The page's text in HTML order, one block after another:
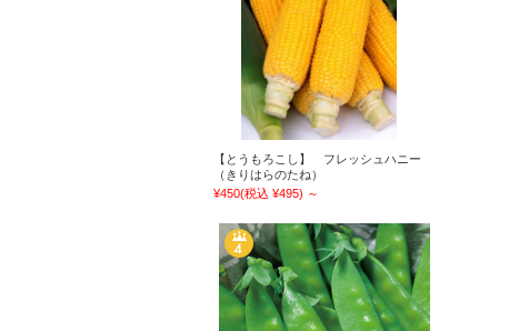
【とうもろこし】 フレッシュハニー
（きりはらのたね）
¥450(税込 ¥495) ～